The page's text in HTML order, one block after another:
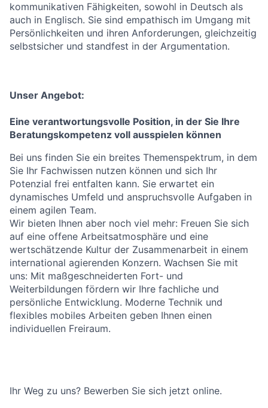
kommunikativen Fähigkeiten, sowohl in Deutsch als
auch in Englisch. Sie sind empathisch im Umgang mit
Persönlichkeiten und ihren Anforderungen, gleichzeitig
selbstsicher und standfest in der Argumentation.
Unser Angebot:
Eine verantwortungsvolle Position, in der Sie Ihre
Beratungskompetenz voll ausspielen können
Bei uns finden Sie ein breites Themenspektrum, in dem
Sie Ihr Fachwissen nutzen können und sich Ihr
Potenzial frei entfalten kann. Sie erwartet ein
dynamisches Umfeld und anspruchsvolle Aufgaben in
einem agilen Team.
Wir bieten Ihnen aber noch viel mehr: Freuen Sie sich
auf eine offene Arbeitsatmosphäre und eine
wertschätzende Kultur der Zusammenarbeit in einem
international agierenden Konzern. Wachsen Sie mit
uns: Mit maßgeschneiderten Fort- und
Weiterbildungen fördern wir Ihre fachliche und
persönliche Entwicklung. Moderne Technik und
flexibles mobiles Arbeiten geben Ihnen einen
individuellen Freiraum.
Ihr Weg zu uns? Bewerben Sie sich jetzt online.